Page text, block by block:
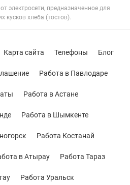
электросети, предназначенное для
кусков хлеба (тостов).
Карта сайта Телефоны Блог
Работа в Павлодаре
Работа в Астане
Работа в Шымкенте
Работа Костанай
в Атырау Работа Тараз
Работа Уральск